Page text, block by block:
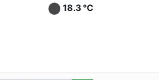
18.3 ℃